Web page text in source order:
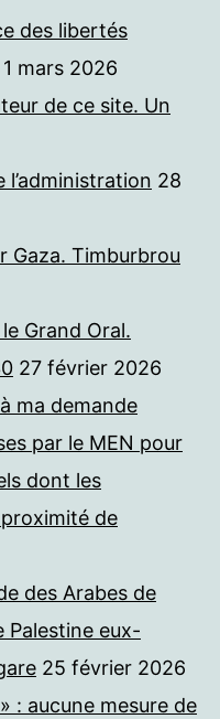
des libertés
1 mars 2026
de ce site. Un
28
Gaza. Timburbrou
Grand Oral.
27 février 2026
ma demande
par le MEN pour
dont les
de
des Arabes de
Palestine eux-
25 février 2026
: aucune mesure de